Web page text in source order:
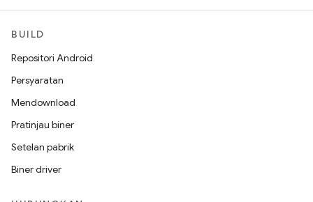
BUILD
Repositori Android
Persyaratan
Mendownload
Pratinjau biner
Setelan pabrik
Biner driver